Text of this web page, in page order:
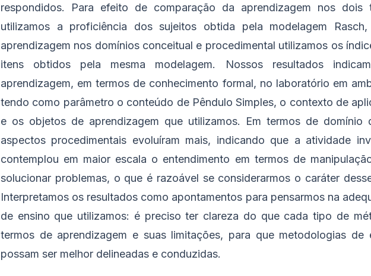
respondidos. Para efeito de comparação da aprendizagem nos dois
utilizamos a proficiência dos sujeitos obtida pela modelagem
aprendizagem nos domínios conceitual e procedimental utilizamos os
itens obtidos pela mesma modelagem. Nossos resultados
aprendizagem, em termos de conhecimento formal, no laboratório em
tendo como parâmetro o conteúdo de Pêndulo Simples, o contexto de
e os objetos de aprendizagem que utilizamos. Em termos de domínio
aspectos procedimentais evoluíram mais, indicando que a atividade
contemplou em maior escala o entendimento em termos de
solucionar problemas, o que é razoável se considerarmos o caráter
Interpretamos os resultados como apontamentos para pensarmos na
de ensino que utilizamos: é preciso ter clareza do que cada tipo de
termos de aprendizagem e suas limitações, para que metodologias de
possam ser melhor delineadas e conduzidas.